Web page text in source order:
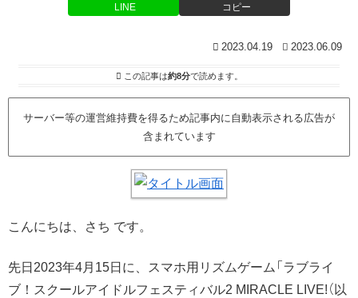
LINE コピー
2023.04.19 2023.06.09
この記事は約8分で読めます。
サーバー等の運営維持費を得るため記事内に自動表示される広告が
含まれています
こんにちは、さち です。
先日2023年4月15日に、スマホ用リズムゲーム「ラブライ
ブ！スクールアイドルフェスティバル2 MIRACLE LIVE!（以